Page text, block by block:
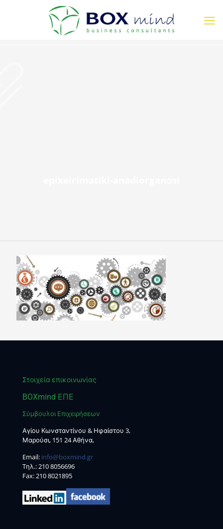
Στοιχεία επικοινωνίας
BOXmind ΕΠΕ
Σύμβουλοι Επιχειρήσεων
Αγίου Κωνσταντίνου & Ηφαίστου 3,
Μαρούσι, 151 24 Αθήνα,
Email: info@boxmind.gr
Tηλ.:210 8056696
Fax: 210 8021895